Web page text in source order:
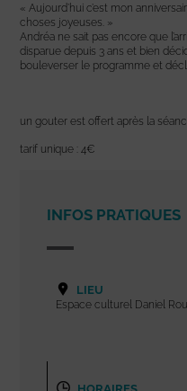
« Aujourd’hui c’est mon
choses joyeuses. »
Andréa ne sait pas encore que
disparue depuis 3 ans et bien
bouleverser le programme et
un gouter est offert après la
tarif unique : 4€
INFOS PRATIQUES
LIEU
Espace culturel Daniel